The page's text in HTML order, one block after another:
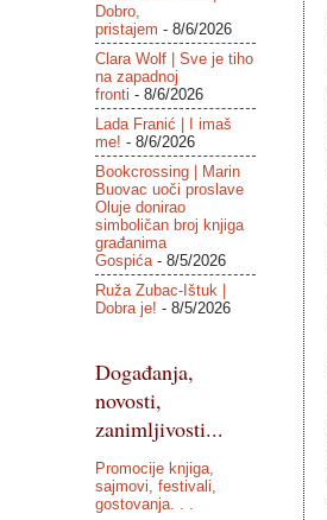
Dobro,
pristajem - 8/6/2026
Clara Wolf | Sve je tiho
na zapadnoj
fronti - 8/6/2026
Lada Franić | I imaš
me! - 8/6/2026
Bookcrossing | Marin
Buovac uoči proslave
Oluje donirao
simboličan broj knjiga
građanima
Gospića- 8/5/2026
Ruža Zubac-Ištuk |
Dobra je! - 8/5/2026
Događanja,
novosti,
zanimljivosti...
Promocije knjiga,
sajmovi, festivali,
gostovanja. . .